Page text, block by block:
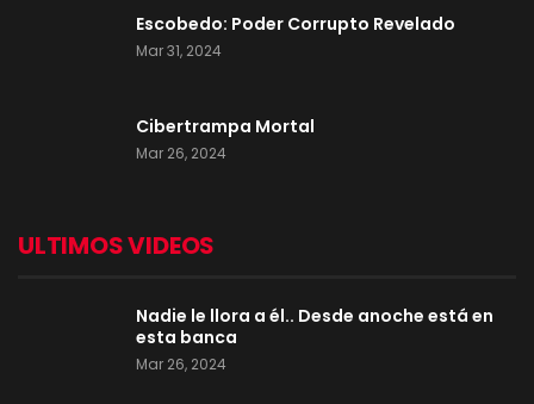
Escobedo: Poder Corrupto Revelado
Mar 31, 2024
Cibertrampa Mortal
Mar 26, 2024
ULTIMOS VIDEOS
Nadie le llora a él.. Desde anoche está en
esta banca
Mar 26, 2024